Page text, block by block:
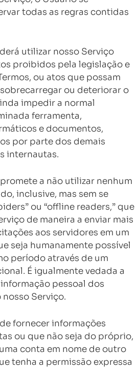
todas as regras contidas
utilizar nosso Serviço
proibidos pela legislação e
ou atos que possam
ou deteriorar o
impedir a normal
ferramenta,
e documentos,
por parte dos demais
internautas.
a não utilizar nenhum
inclusive, mas sem se
ou “offline readers,” que
de maneira a enviar mais
aos servidores em um
seja humanamente possível
período através de um
É igualmente vedada a
pessoal dos
Serviço.
fornecer informações
ou que não seja do próprio,
conta em nome de outro
tenha a permissão expressa